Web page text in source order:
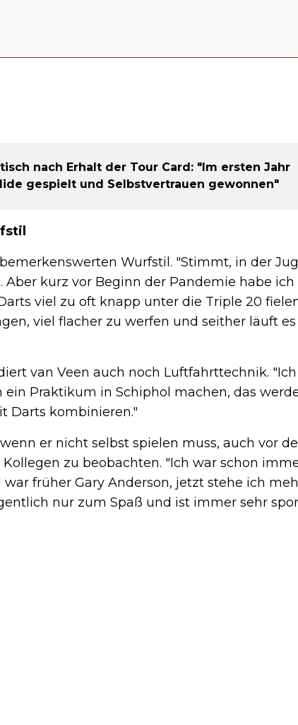
nach Erhalt der Tour Card: "Im ersten Jahr
gespielt und Selbstvertrauen gewonnen"
Wurfstil. "Stimmt, in der
Aber kurz vor Beginn der Pandemie habe
viel zu oft knapp unter die Triple 20
viel flacher zu werfen und seither läuft es
van Veen auch noch Luftfahrttechnik.
Praktikum in Schiphol machen, das
Darts kombinieren."
er nicht selbst spielen muss, auch vor
zu beobachten. "Ich war schon
früher Gary Anderson, jetzt stehe ich
nur zum Spaß und ist immer sehr